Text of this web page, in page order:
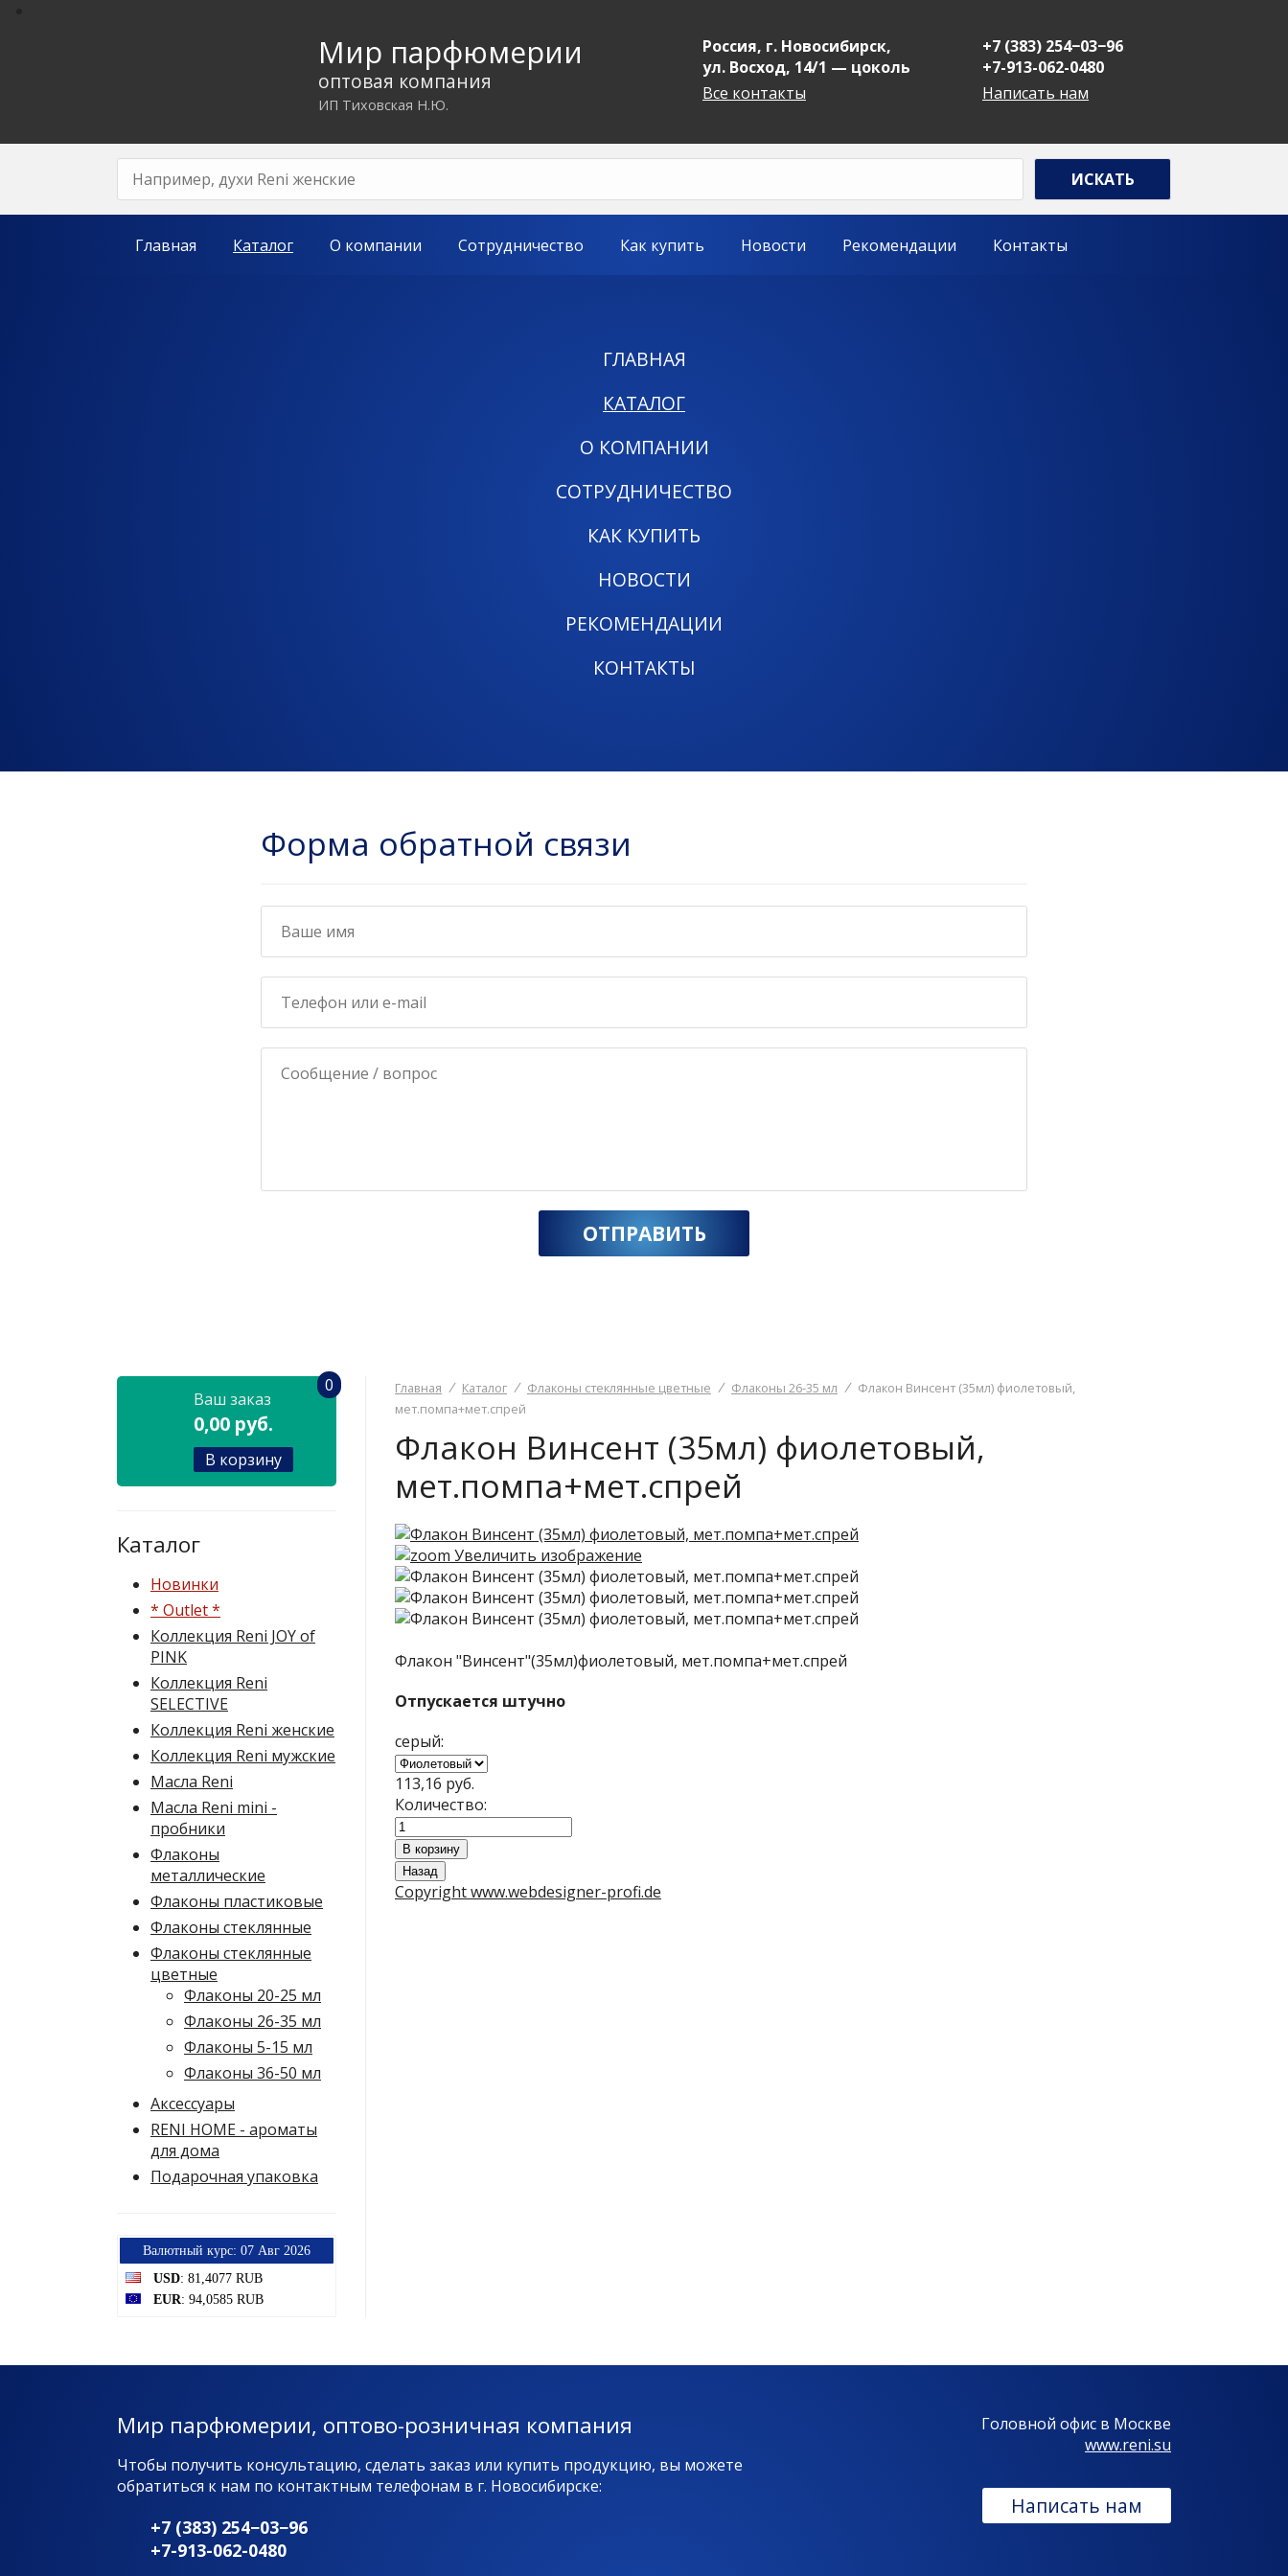
Мир парфюмерии
оптовая компания
ИП Тиховская Н.Ю.
Россия, г. Новосибирск,
ул. Восход, 14/1 — цоколь
Все контакты
+7 (383) 254−03−96
+7-913-062-0480
Написать нам
Главная Каталог О компании Сотрудничество Как купить Новости Рекомендации Контакты
ГЛАВНАЯ
КАТАЛОГ
О КОМПАНИИ
СОТРУДНИЧЕСТВО
КАК КУПИТЬ
НОВОСТИ
РЕКОМЕНДАЦИИ
КОНТАКТЫ
Форма обратной связи
ОТПРАВИТЬ
Ваш заказ
0,00 руб.
0
В корзину
Каталог
Новинки
* Outlet *
Коллекция Reni JOY of
PINK
Коллекция Reni
SELECTIVE
Коллекция Reni женские
Коллекция Reni мужские
Масла Reni
Масла Reni mini -
пробники
Флаконы
металлические
Флаконы пластиковые
Флаконы стеклянные
Флаконы стеклянные
цветные
Флаконы 20-25 мл
Флаконы 26-35 мл
Флаконы 5-15 мл
Флаконы 36-50 мл
Аксессуары
RENI HOME - ароматы
для дома
Подарочная упаковка
Bалютный курс: 07 Авг 2026
USD: 81,4077 RUB
EUR: 94,0585 RUB
Главная Каталог Флаконы стеклянные цветные Флаконы 26-35 мл
Флакон Винсент (35мл) фиолетовый,
мет.помпа+мет.спрей
Флакон Винсент (35мл) фиолетовый,
мет.помпа+мет.спрей
Увеличить изображение
Флакон "Винсент"(35мл)фиолетовый, мет.помпа+мет.спрей
Отпускается штучно
серый:
113,16 руб.
Количество:
Copyright www.webdesigner-profi.de
Мир парфюмерии, оптово-розничная компания
Чтобы получить консультацию, сделать заказ или купить продукцию, вы можете
обратиться к нам по контактным телефонам в г. Новосибирске:
+7 (383) 254−03−96
+7-913-062-0480
Головной офис в Москве
www.reni.su
Написать нам